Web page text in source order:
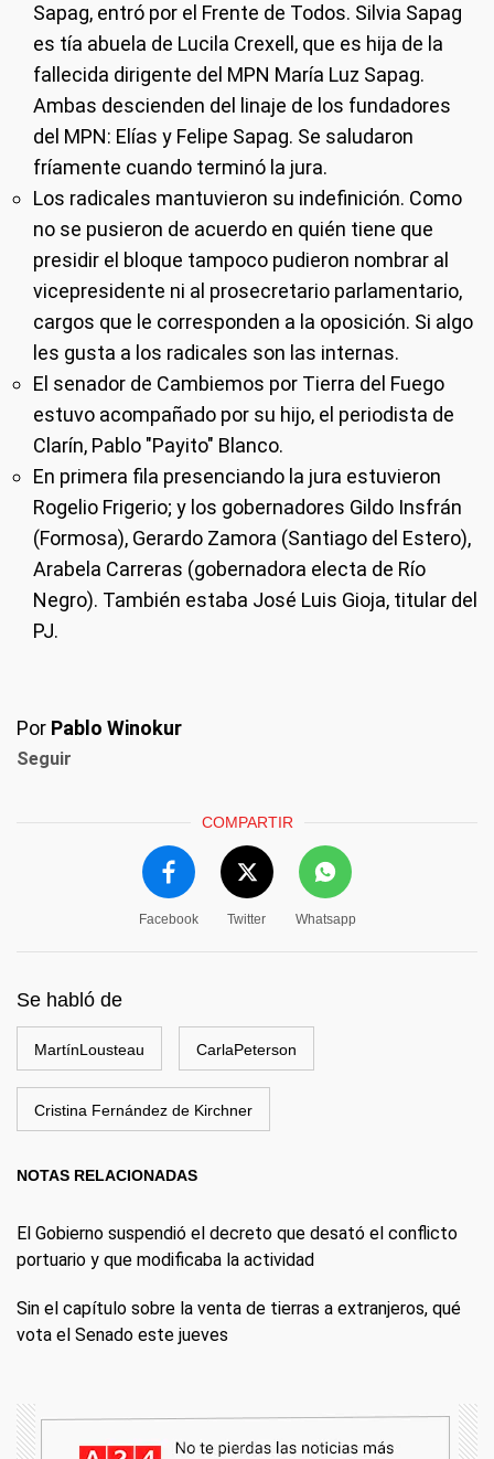
Sapag, entró por el Frente de Todos. Silvia Sapag
es tía abuela de Lucila Crexell, que es hija de la
fallecida dirigente del MPN María Luz Sapag.
Ambas descienden del linaje de los fundadores
del MPN: Elías y Felipe Sapag. Se saludaron
fríamente cuando terminó la jura.
Los radicales mantuvieron su indefinición. Como
no se pusieron de acuerdo en quién tiene que
presidir el bloque tampoco pudieron nombrar al
vicepresidente ni al prosecretario parlamentario,
cargos que le corresponden a la oposición. Si algo
les gusta a los radicales son las internas.
El senador de Cambiemos por Tierra del Fuego
estuvo acompañado por su hijo, el periodista de
Clarín, Pablo "Payito" Blanco.
En primera fila presenciando la jura estuvieron
Rogelio Frigerio; y los gobernadores Gildo Insfrán
(Formosa), Gerardo Zamora (Santiago del Estero),
Arabela Carreras (gobernadora electa de Río
Negro). También estaba José Luis Gioja, titular del
PJ.
Por Pablo Winokur
Seguir
COMPARTIR
Facebook Twitter Whatsapp
Se habló de
MartínLousteau CarlaPeterson
Cristina Fernández de Kirchner
NOTAS RELACIONADAS
El Gobierno suspendió el decreto que desató el conflicto
portuario y que modificaba la actividad
Sin el capítulo sobre la venta de tierras a extranjeros, qué
vota el Senado este jueves